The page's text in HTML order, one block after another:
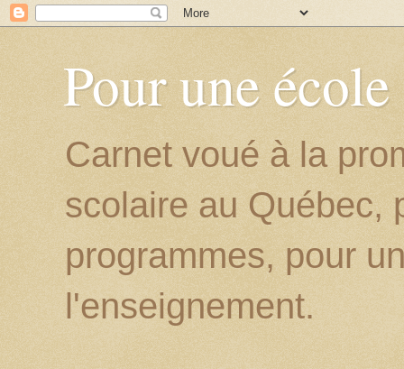
Pour une
Carnet voué à la
scolaire au Québec,
programmes, pour
l'enseignement.